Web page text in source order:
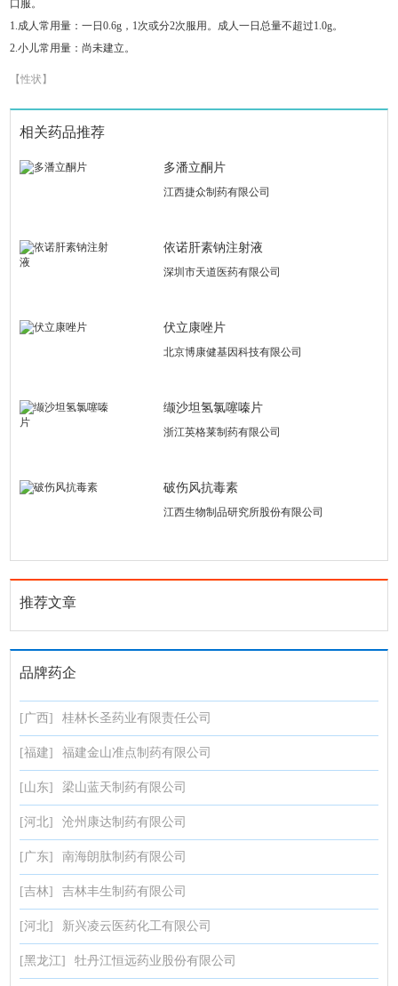
口服。
1.成人常用量：一日0.6g，1次或分2次服用。成人一日总量不超过1.0g。
2.小儿常用量：尚未建立。
【性状】
相关药品推荐
多潘立酮片
江西捷众制药有限公司
依诺肝素钠注射液
深圳市天道医药有限公司
伏立康唑片
北京博康健基因科技有限公司
缬沙坦氢氯噻嗪片
浙江英格莱制药有限公司
破伤风抗毒素
江西生物制品研究所股份有限公司
推荐文章
品牌药企
[广西] 桂林长圣药业有限责任公司
[福建] 福建金山准点制药有限公司
[山东] 梁山蓝天制药有限公司
[河北] 沧州康达制药有限公司
[广东] 南海朗肽制药有限公司
[吉林] 吉林丰生制药有限公司
[河北] 新兴凌云医药化工有限公司
[黑龙江] 牡丹江恒远药业股份有限公司